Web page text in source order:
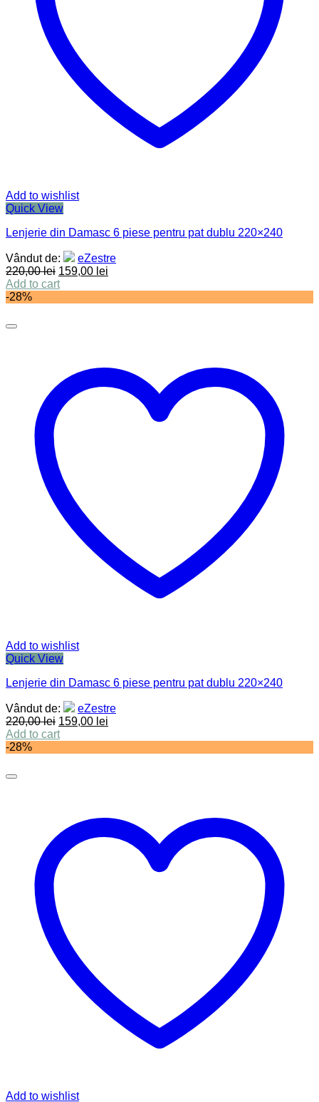
Add to wishlist
Quick View
Lenjerie din Damasc 6 piese pentru pat dublu 220×240
Vândut de:
eZestre
220,00lei 159,00 lei
Add to cart
-28%
Add to wishlist
Quick View
Lenjerie din Damasc 6 piese pentru pat dublu 220×240
Vândut de:
eZestre
220,00lei 159,00 lei
Add to cart
-28%
Add to wishlist